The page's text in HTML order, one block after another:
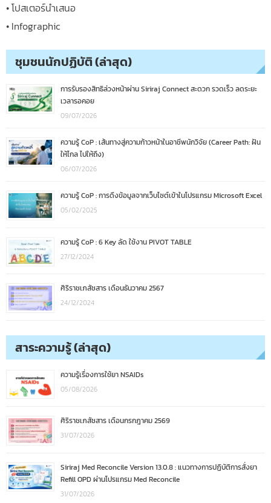
• โปสเตอร์นำเสนอ
• Infographic
ชุมชนนักปฏิบัติ (ล่าสุด)
การรับรองสิทธิล่วงหน้าผ่าน Siriraj Connect สะดวก รวดเร็ว ลดระยะ
เวลารอคอย
09/07/2026
ความรู้ CoP : เส้นทางสู่ความก้าวหน้าในอาชีพนักวิจัย (Career Path: ฝัน
ให้ไกล ไปให้ถึง)
06/07/2026
ความรู้ CoP : การดึงข้อมูลจากเว็บไซต์เข้าในโปรแกรม Microsoft Excel
05/02/2025
ความรู้ CoP : 6 Key ลัด ใช้งาน PIVOT TABLE
27/12/2024
ศิริราชเภสัชสาร เดือนธันวาคม 2567
24/12/2024
สาระความรู้ (ล่าสุด)
ความรู้เรื่องการใช้ยา NSAIDs
05/08/2026
ศิริราชเภสัชสาร เดือนกรกฎาคม 2569
31/07/2026
Siriraj Med Reconcile Version 13.0.8 : แนวทางการปฏิบัติการสั่งยา
Refill OPD ผ่านโปรแกรม Med Reconcile
31/07/2026